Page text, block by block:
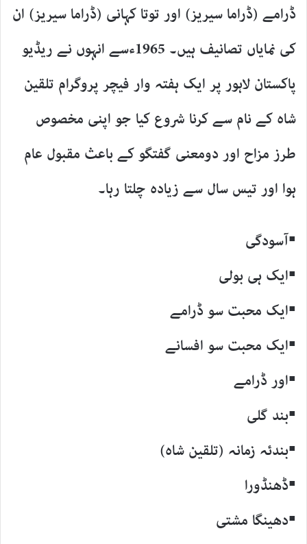
ڈرامے (ڈراما سیریز) اور توتا کہانی (ڈراما سیریز) ان
کی نمایاں تصانیف ہیں۔ 1965ءسے انہوں نے ریڈیو
پاکستان لاہور پر ایک ہفتہ وار فیچر پروگرام تلقین
شاہ کے نام سے کرنا شروع کیا جو اپنی مخصوص
طرز مزاح اور دومعنی گفتگو کے باعث مقبول عام
ہوا اور تیس سال سے زیادہ چلتا رہا۔
▪آسودگی
▪ایک ہی بولی
▪ایک محبت سو ڈرامے
▪ایک محبت سو افسانے
▪اور ڈرامے
▪بند گلی
▪بندئہ زمانہ (تلقین شاہ)
▪ڈھنڈورا
▪دھینگا مشتی